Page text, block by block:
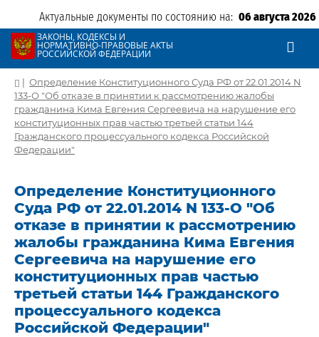
Актуальные документы по состоянию на: 06 августа 2026
ЗАКОНЫ, КОДЕКСЫ И
НОРМАТИВНО-ПРАВОВЫЕ АКТЫ
РОССИЙСКОЙ ФЕДЕРАЦИИ
| Определение Конституционного Суда РФ от 22.01.2014 N
133-О "Об отказе в принятии к рассмотрению жалобы
гражданина Кима Евгения Сергеевича на нарушение его
конституционных прав частью третьей статьи 144
Гражданского процессуального кодекса Российской
Федерации"
Определение Конституционного
Суда РФ от 22.01.2014 N 133-О "Об
отказе в принятии к рассмотрению
жалобы гражданина Кима Евгения
Сергеевича на нарушение его
конституционных прав частью
третьей статьи 144 Гражданского
процессуального кодекса
Российской Федерации"